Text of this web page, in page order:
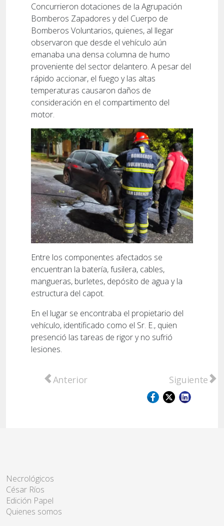
Concurrieron dotaciones de la Agrupación
Bomberos Zapadores y del Cuerpo de
Bomberos Voluntarios, quienes, al llegar
observaron que desde el vehículo aún
emanaba una densa columna de humo
proveniente del sector delantero. A pesar del
rápido accionar, el fuego y las altas
temperaturas causaron daños de
consideración en el compartimento del
motor.
Entre los componentes afectados se
encuentran la batería, fusilera, cables,
mangueras, burletes, depósito de agua y la
estructura del capot.
En el lugar se encontraba el propietario del
vehículo, identificado como el Sr. E., quien
presenció las tareas de rigor y no sufrió
lesiones.
Artículo anterior: San Lorenzo:
Anterior Artículo
Siguiente
Necrológicos
César Ríos
Edición Papel
Quienes somos